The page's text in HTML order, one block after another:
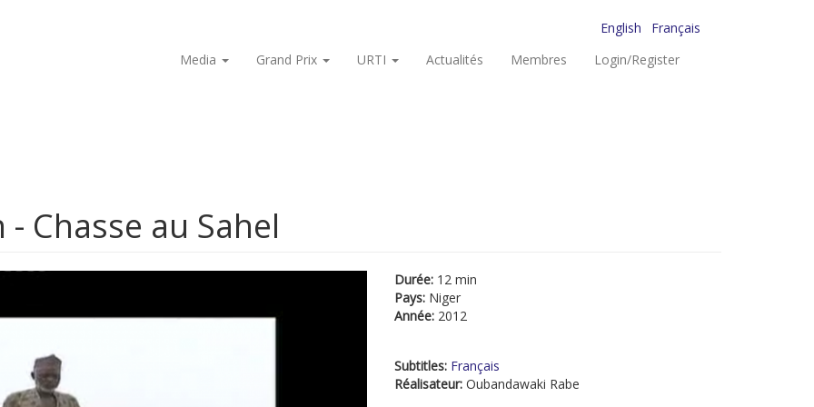
English
Français
Media
Grand Prix URTI Actualités Membres Login/Register
Chasse au Sahel
Durée: 12 min
Pays: Niger
Année: 2012
Subtitles: Français
Réalisateur: Oubandawaki Rabe